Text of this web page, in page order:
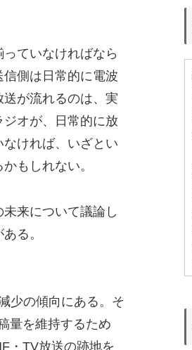
ていなければなら
側は日常的に電波
が流れるのは、実
オが、日常的に放
ければ、いざとい
もしれない。
来について議論し
る。
少の傾向にある。そ
量を維持するため
・TV放送の跡地を